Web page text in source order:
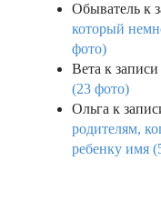
Обыватель к
который
фото)
Вета к записи
(23 фото)
Ольга к
родителям,
ребенку имя